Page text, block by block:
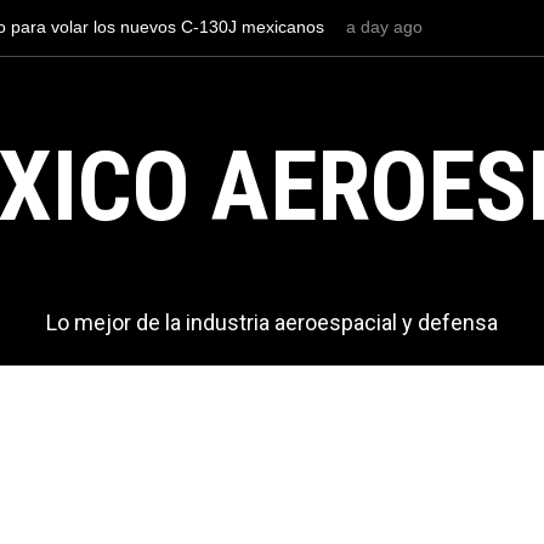
el AIFA está entre los aeropuertos con
La industria naval
a day ago
Lo mejor de la industria aeroespacial y defensa